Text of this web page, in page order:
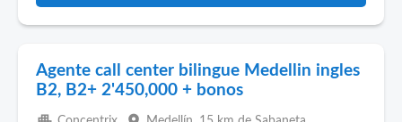
Agente call center bilingue Medellin ingles
B2, B2+ 2'450,000 + bonos